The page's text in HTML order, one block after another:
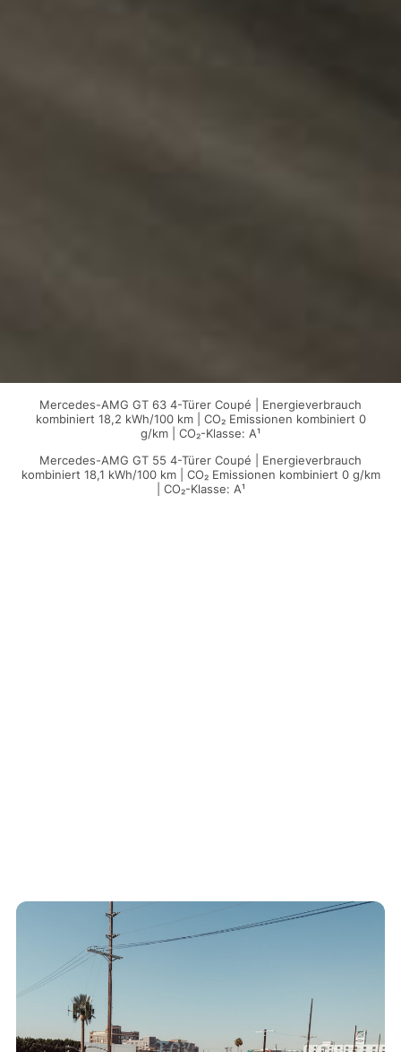
Mercedes-AMG GT 63 4-Türer Coupé | Energieverbrauch
kombiniert 18,2 kWh/100 km | CO₂ Emissionen kombiniert 0
g/km | CO₂-Klasse: A¹
Mercedes-AMG GT 55 4-Türer Coupé | Energieverbrauch
kombiniert 18,1 kWh/100 km | CO₂ Emissionen kombiniert 0 g/km
| CO₂-Klasse: A¹